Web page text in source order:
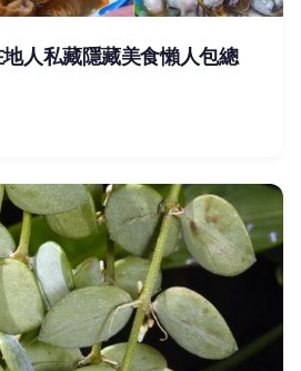
人私藏隱藏美食懶人包總